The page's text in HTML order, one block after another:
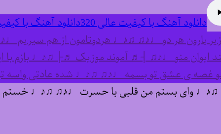
دانلود آهنگ با کیفیت عالی 320
دانلود آهنگ با
بارون هر دو ♩♪♫ ♫♪♩ هردوتامون از هم
ایوان منو ♩♪♫ ┤♬ آموند موزیک ♬├ ♫♪♩ بازم
ی عشق تو بسمه ♩♪♫ ♫♪♩ شده عادتی واسه
وای بستم من قلبی با حسرت ♩♪♫ ♫♪♩ خستم